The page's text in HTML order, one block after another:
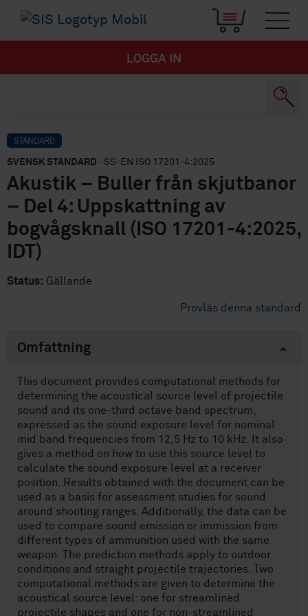
LOGGA IN
STANDARD
SVENSK STANDARD · SS-EN ISO 17201-4:2025
Akustik – Buller från skjutbanor
– Del 4: Uppskattning av
bogvågsknall (ISO 17201-4:2025,
IDT)
Status: Gällande
Provläs denna standard
Omfattning
This document provides computational methods for
determining the acoustical source level of projectile
sound and its one-third octave band spectrum,
expressed as the sound exposure level for nominal
mid band frequencies from 12,5 Hz to 10 kHz. It also
gives a method on how to use this source level to
calculate the sound exposure level at a receiver
position. Results obtained with the document can be
used as a basis for assessment studies for sound
around shooting ranges. Additionally, the data can be
used to compare sound emission or immission from
different types of ammunition used with the same
weapon. The prediction methods apply to outdoor
conditions and straight projectile trajectories. Two
computational methods are given to determine the
acoustical source level: one for streamlined
projectile shapes and one for non-streamlined